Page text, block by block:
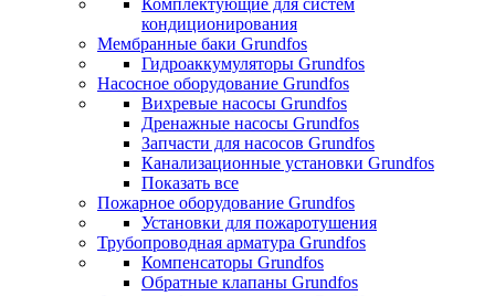
Комплектующие для систем
кондиционирования
Мембранные баки Grundfos
Гидроаккумуляторы Grundfos
Насосное оборудование Grundfos
Вихревые насосы Grundfos
Дренажные насосы Grundfos
Запчасти для насосов Grundfos
Канализационные установки Grundfos
Показать все
Пожарное оборудование Grundfos
Установки для пожаротушения
Трубопроводная арматура Grundfos
Компенсаторы Grundfos
Обратные клапаны Grundfos